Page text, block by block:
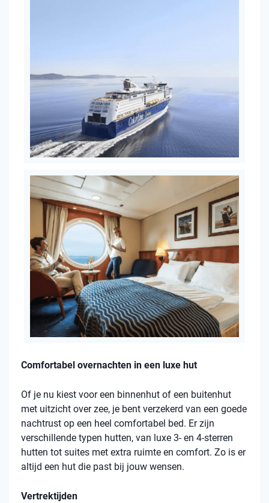
Comfortabel overnachten in een luxe hut
Of je nu kiest voor een binnenhut of een buitenhut
met uitzicht over zee, je bent verzekerd van een goede
nachtrust op een heel comfortabel bed. Er zijn
verschillende typen hutten, van luxe 3- en 4-sterren
hutten tot suites met extra ruimte en comfort. Zo is er
altijd een hut die past bij jouw wensen.
Vertrektijden